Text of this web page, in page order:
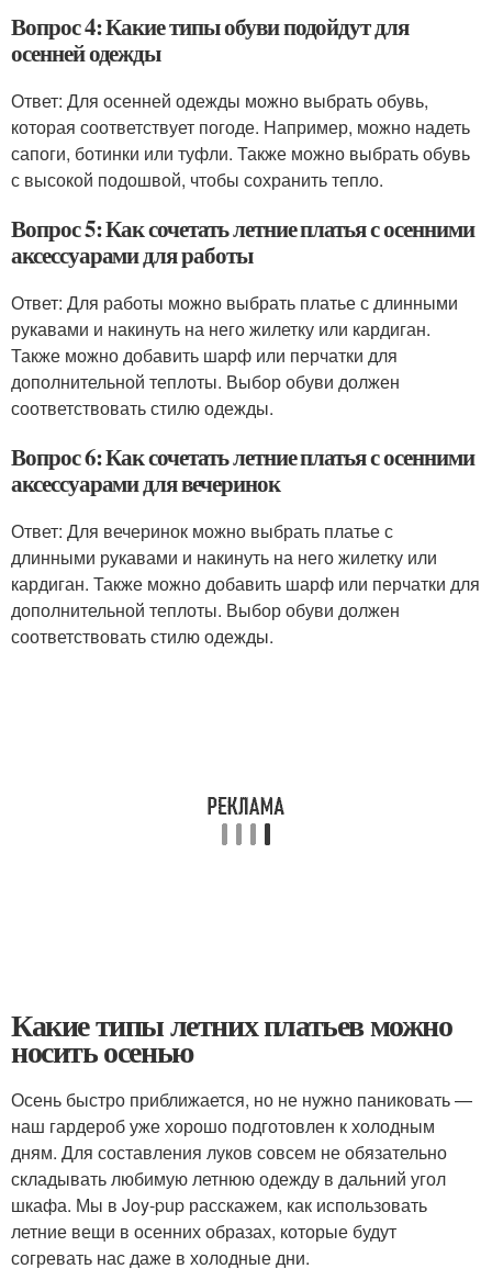
Вопрос 4: Какие типы обуви подойдут для
осенней одежды
Ответ: Для осенней одежды можно выбрать обувь,
которая соответствует погоде. Например, можно надеть
сапоги, ботинки или туфли. Также можно выбрать обувь
с высокой подошвой, чтобы сохранить тепло.
Вопрос 5: Как сочетать летние платья с осенними
аксессуарами для работы
Ответ: Для работы можно выбрать платье с длинными
рукавами и накинуть на него жилетку или кардиган.
Также можно добавить шарф или перчатки для
дополнительной теплоты. Выбор обуви должен
соответствовать стилю одежды.
Вопрос 6: Как сочетать летние платья с осенними
аксессуарами для вечеринок
Ответ: Для вечеринок можно выбрать платье с
длинными рукавами и накинуть на него жилетку или
кардиган. Также можно добавить шарф или перчатки для
дополнительной теплоты. Выбор обуви должен
соответствовать стилю одежды.
Какие типы летних платьев можно
носить осенью
Осень быстро приближается, но не нужно паниковать —
наш гардероб уже хорошо подготовлен к холодным
дням. Для составления луков совсем не обязательно
складывать любимую летнюю одежду в дальний угол
шкафа. Мы в Joy-pup расскажем, как использовать
летние вещи в осенних образах, которые будут
согревать нас даже в холодные дни.